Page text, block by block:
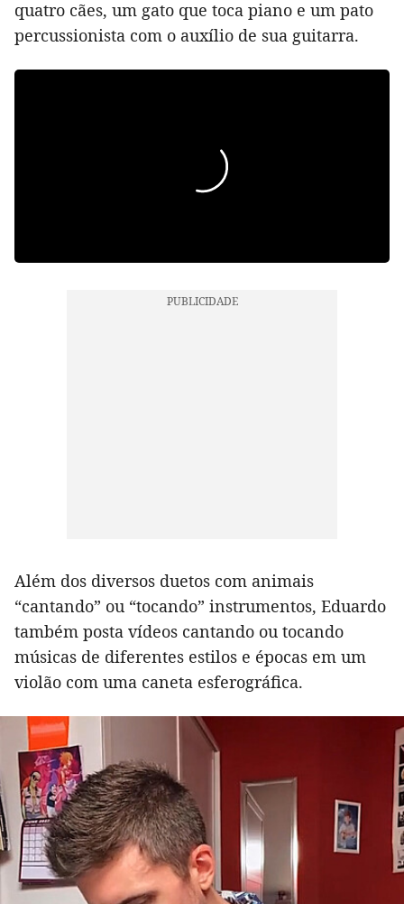
quatro cães, um gato que toca piano e um pato
percussionista com o auxílio de sua guitarra.
Além dos diversos duetos com animais
“cantando” ou “tocando” instrumentos, Eduardo
também posta vídeos cantando ou tocando
músicas de diferentes estilos e épocas em um
violão com uma caneta esferográfica.